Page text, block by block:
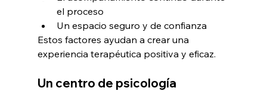
el proceso
Un espacio seguro y de confianza
Estos factores ayudan a crear una
experiencia terapéutica positiva y eficaz.
Un centro de psicología